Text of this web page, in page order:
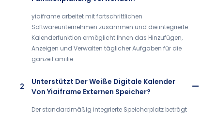
yiaiframe arbeitet mit fortschrittlichen
Softwareunternehmen zusammen und die integrierte
Kalenderfunktion ermöglicht Ihnen das Hinzufügen,
Anzeigen und Verwalten täglicher Aufgaben für die
ganze Familie.
2
Unterstützt Der Weiße Digitale Kalender
Von Yiaiframe Externen Speicher?
Der standardmäßig integrierte Speicherplatz beträgt